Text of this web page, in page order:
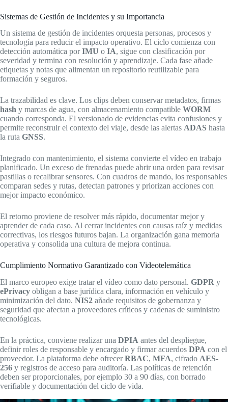
Sistemas de Gestión de Incidentes y su Importancia
Un sistema de gestión de incidentes orquesta personas, procesos y
tecnología para reducir el impacto operativo. El ciclo comienza con
detección automática porIMU o IA, sigue con clasificación por
severidad y termina con resolución y aprendizaje. Cada fase añade
etiquetas y notas que alimentan un repositorio reutilizable para
formación y seguros.
La trazabilidad es clave. Los clips deben conservar metadatos, firmas
hash y marcas de agua, con almacenamiento compatible WORM
cuando corresponda. El versionado de evidencias evita confusiones y
permite reconstruir el contexto del viaje, desde las alertas ADAS hasta
la ruta GNSS.
Integrado con mantenimiento, el sistema convierte el vídeo en trabajo
planificado. Un exceso de frenadas puede abrir una orden para revisar
pastillas o recalibrar sensores. Con cuadros de mando, los responsables
comparan sedes y rutas, detectan patrones y priorizan acciones con
mejor impacto económico.
El retorno proviene de resolver más rápido, documentar mejor y
aprender de cada caso. Al cerrar incidentes con causas raíz y medidas
correctivas, los riesgos futuros bajan. La organización gana memoria
operativa y consolida una cultura de mejora continua.
Cumplimiento Normativo Garantizado con Videotelemática
El marco europeo exige tratar el vídeo como dato personal. GDPR y
ePrivacy obligan a base jurídica clara, información en vehículo y
minimización del dato. NIS2 añade requisitos de gobernanza y
seguridad que afectan a proveedores críticos y cadenas de suministro
tecnológicas.
En la práctica, conviene realizar una DPIA antes del despliegue,
definir roles de responsable y encargado y firmar acuerdos DPA con el
proveedor. La plataforma debe ofrecerRBAC, MFA, cifrado AES-
256 y registros de acceso para auditoría. Las políticas de retención
deben ser proporcionales, por ejemplo 30 a 90 días, con borrado
verifiable y documentación del ciclo de vida.